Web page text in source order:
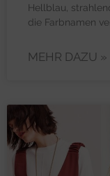
Hellblau,
die Farbnamen
MEHR DAZU »